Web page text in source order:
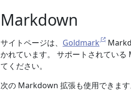
Markdown
サイトページは、 Goldmark
かれています。 サポートされている
てください。
次の Markdown 拡張も使用できます